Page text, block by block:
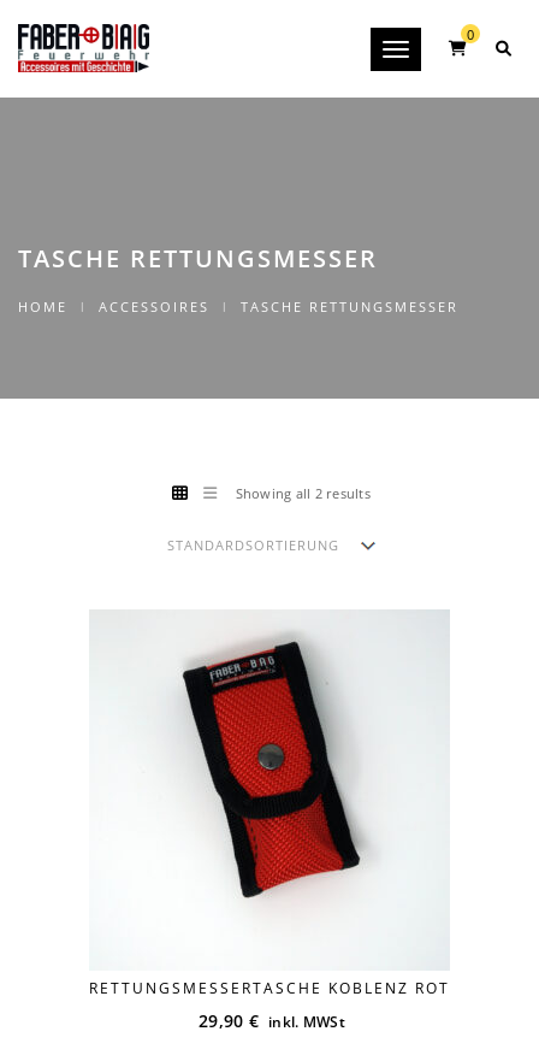
Toggle navigation
0
TASCHE RETTUNGSMESSER
HOME ACCESSOIRES TASCHE RETTUNGSMESSER
Showing all 2 results
RETTUNGSMESSERTASCHE KOBLENZ ROT
29,90 € inkl. MWSt